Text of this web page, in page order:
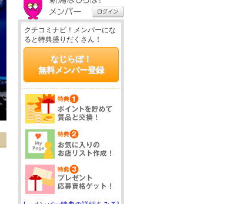
クチコミナビ！メンバーにな
ると特典盛りだくさん！
なじらぼ！
無料メンバー登録